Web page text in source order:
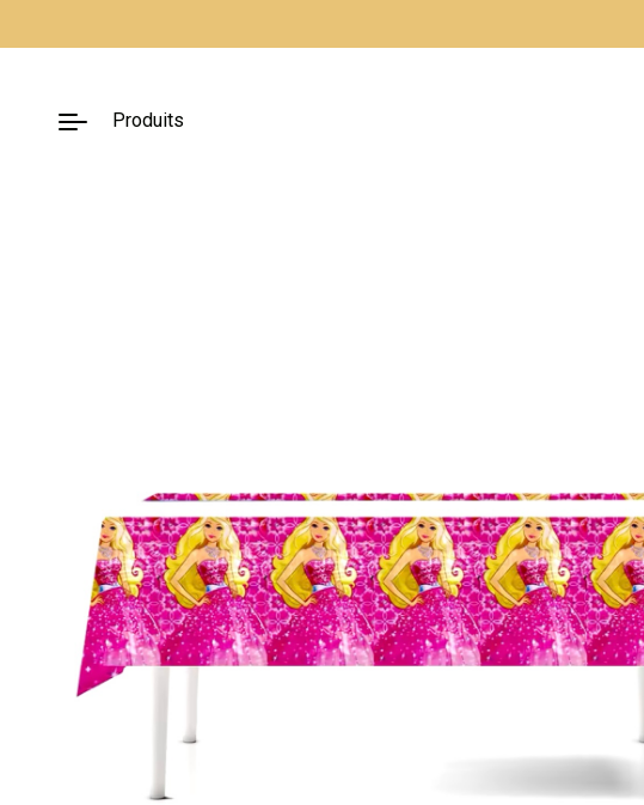
thème
Décoration de
salle
Décoration de
Produits